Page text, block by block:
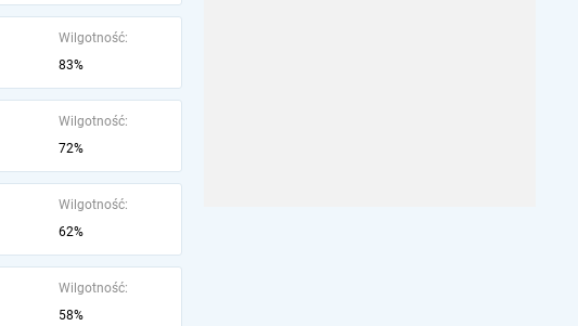
Wilgotność:
83%
Wilgotność:
72%
Wilgotność:
62%
Wilgotność:
58%